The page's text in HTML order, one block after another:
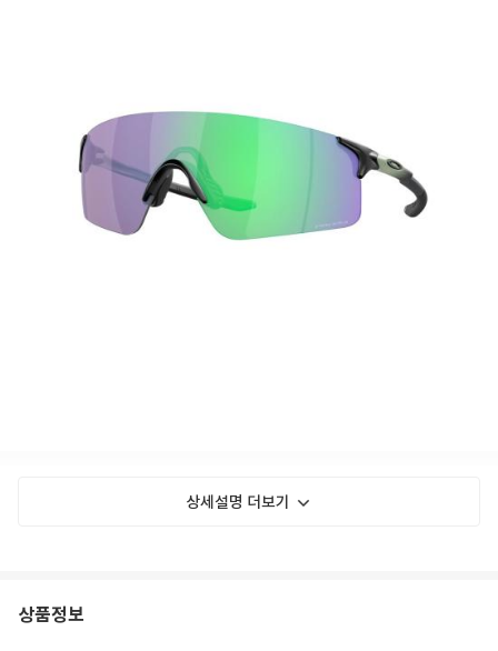
상세설명 더보기
상품정보